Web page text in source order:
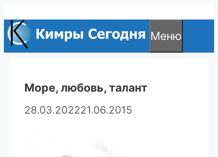
к
содержимому
Меню
Море, любовь, талант
28.03.202221.06.2015